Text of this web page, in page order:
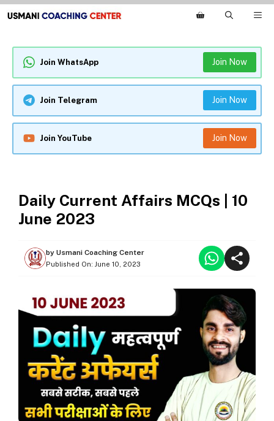
Skip
to
Join WhatsApp Join Now
Join Telegram Join Now
Join YouTube Join Now
Daily Current Affairs MCQs | 10
June 2023
by Usmani Coaching Center
Published On: June 10, 2023